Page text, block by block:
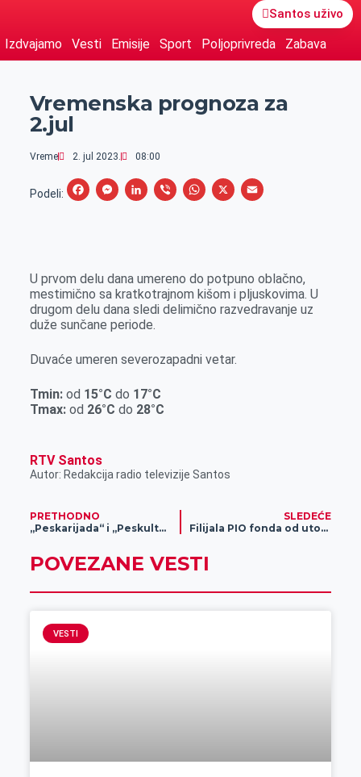
Santos uživo
Izdvajamo Vesti Emisije Sport Poljoprivreda Zabava
Vremenska prognoza za
2.jul
Vreme 2. jul 2023. 08:00
Podeli:
F
b
o
o
M
e
n
g
L
e
d
I
V
r
W
s
A
X
E
l
U prvom delu dana umereno do potpuno oblačno,
mestimično sa kratkotrajnom kišom i pljuskovima. U
drugom delu dana sledi delimično razvedravanje uz
duže sunčane periode.
Duvaće umeren severozapadni vetar.
Tmin:od 15°C do 17°C
Tmax: od 26°C do 28°C
RTV Santos
Autor: Redakcija radio televizije Santos
PRETHODNO
„Peskarijada“ i „Peskultura“ i sutra na kupalištu Peskara
SLEDEĆE
Filijala PIO fonda od utorka na novoj adresi
POVEZANE VESTI
VESTI